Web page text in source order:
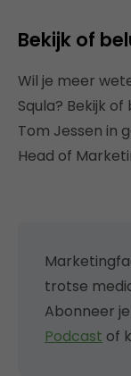
Bekijk of
Wil je meer
Squla? Bekijk
Tom Jessen in
Head of
trotse
Abonneer
Podcast of